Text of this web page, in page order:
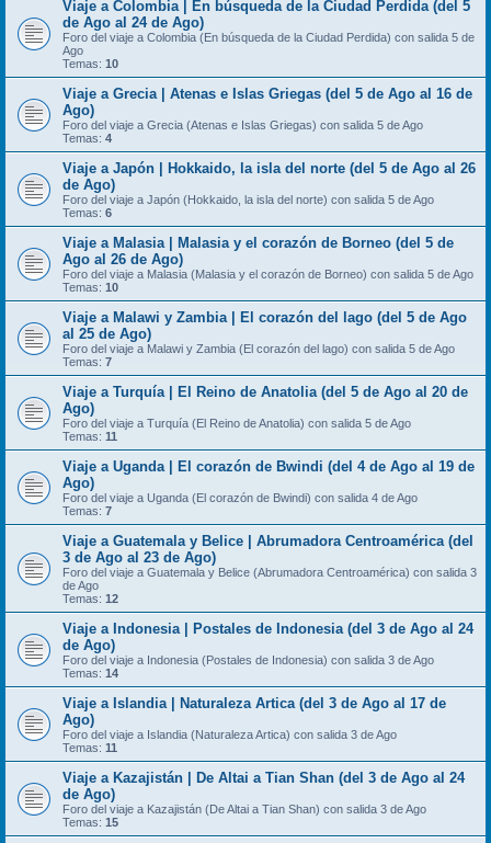
Viaje a Colombia | En búsqueda de la Ciudad Perdida (del 5
de Ago al 24 de Ago)
Foro del viaje a Colombia (En búsqueda de la Ciudad Perdida) con salida 5 de
Ago
Temas: 10
Viaje a Grecia | Atenas e Islas Griegas (del 5 de Ago al 16 de
Ago)
Foro del viaje a Grecia (Atenas e Islas Griegas) con salida 5 de Ago
Temas: 4
Viaje a Japón | Hokkaido, la isla del norte (del 5 de Ago al 26
de Ago)
Foro del viaje a Japón (Hokkaido, la isla del norte) con salida 5 de Ago
Temas: 6
Viaje a Malasia | Malasia y el corazón de Borneo (del 5 de
Ago al 26 de Ago)
Foro del viaje a Malasia (Malasia y el corazón de Borneo) con salida 5 de Ago
Temas: 10
Viaje a Malawi y Zambia | El corazón del lago (del 5 de Ago
al 25 de Ago)
Foro del viaje a Malawi y Zambia (El corazón del lago) con salida 5 de Ago
Temas: 7
Viaje a Turquía | El Reino de Anatolia (del 5 de Ago al 20 de
Ago)
Foro del viaje a Turquía (El Reino de Anatolia) con salida 5 de Ago
Temas: 11
Viaje a Uganda | El corazón de Bwindi (del 4 de Ago al 19 de
Ago)
Foro del viaje a Uganda (El corazón de Bwindi) con salida 4 de Ago
Temas: 7
Viaje a Guatemala y Belice | Abrumadora Centroamérica (del
3 de Ago al 23 de Ago)
Foro del viaje a Guatemala y Belice (Abrumadora Centroamérica) con salida 3
de Ago
Temas: 12
Viaje a Indonesia | Postales de Indonesia (del 3 de Ago al 24
de Ago)
Foro del viaje a Indonesia (Postales de Indonesia) con salida 3 de Ago
Temas: 14
Viaje a Islandia | Naturaleza Artica (del 3 de Ago al 17 de
Ago)
Foro del viaje a Islandia (Naturaleza Artica) con salida 3 de Ago
Temas: 11
Viaje a Kazajistán | De Altai a Tian Shan (del 3 de Ago al 24
de Ago)
Foro del viaje a Kazajistán (De Altai a Tian Shan) con salida 3 de Ago
Temas: 15